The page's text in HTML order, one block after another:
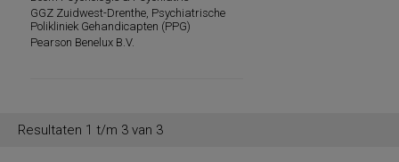
persoonlijkheidseigenschappen en
vaardigheden
persoonlijkheidstrekken
regelvaardigheid
rekenen en wiskunde
GGZ Zuidwest-Drenthe, Psychiatrische
Polikliniek Gehandicapten (PPG)
Pearson Benelux B.V.
Resultaten 1 t/m 3 van 3